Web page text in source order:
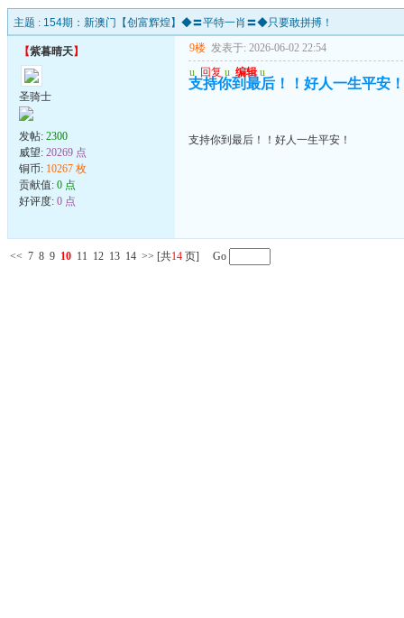
主题 : 154期：新澳门【创富辉煌】◆〓平特一肖〓◆只要敢拼搏！
【紫暮晴天】
圣骑士
发帖: 2300
威望: 20269 点
铜币: 10267 枚
贡献值: 0 点
好评度: 0 点
9楼 发表于: 2026-06-02 22:54
u 回复 u 编辑 u
支持你到最后！！好人一生平安！
支持你到最后！！好人一生平安！
<< 7 8 9 10 11 12 13 14 >> [共14 页] Go